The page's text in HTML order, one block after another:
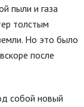
пыли и газа
толстым
Но это было
после
собой новый